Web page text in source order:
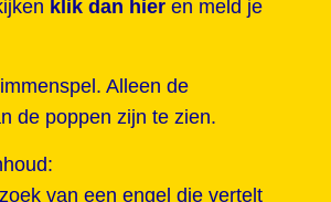
klik dan hier en meld je
Alleen de
de poppen zijn te zien.
van een engel die vertelt